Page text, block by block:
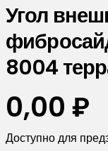
Угол
8004
0,00 ₽
Доступно для